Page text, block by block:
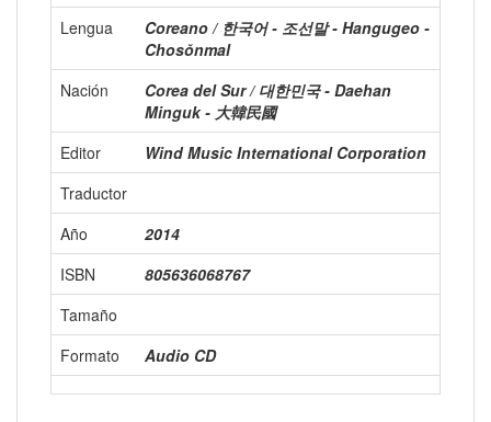
Lengua
Coreano / 한국어 - 조선말 - Hangugeo -
Chosŏnmal
Nación
Corea del Sur / 대한민국 - Daehan
Minguk - 大韓民國
Editor
Wind Music International Corporation
Traductor
Año
2014
ISBN
805636068767
Tamaño
Formato
Audio CD